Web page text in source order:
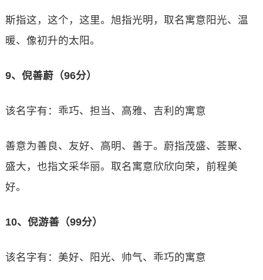
斯指这，这个，这里。旭指光明，取名寓意阳光、温
暖、像初升的太阳。
9、倪善蔚（96分）
该名字有：乖巧、担当、高雅、吉利的寓意
善意为善良、友好、高明、善于。蔚指茂盛、荟聚、
盛大，也指文采华丽。取名寓意欣欣向荣，前程美
好。
10、倪游善（99分）
该名字有：美好、阳光、帅气、乖巧的寓意